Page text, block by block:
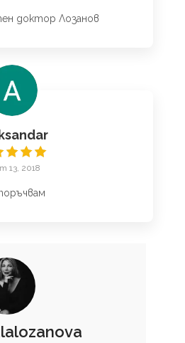
доктор Лозанов
13, 2018